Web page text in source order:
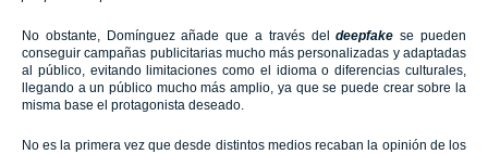
No obstante, Domínguez añade que a través deldeepfake se pueden
conseguir campañas publicitarias mucho más personalizadas y adaptadas
al público, evitando limitaciones como el idioma o diferencias culturales,
llegando a un público mucho más amplio, ya que se puede crear sobre la
misma base el protagonista deseado.
No es la primera vez que desde distintos medios recaban la opinión de los